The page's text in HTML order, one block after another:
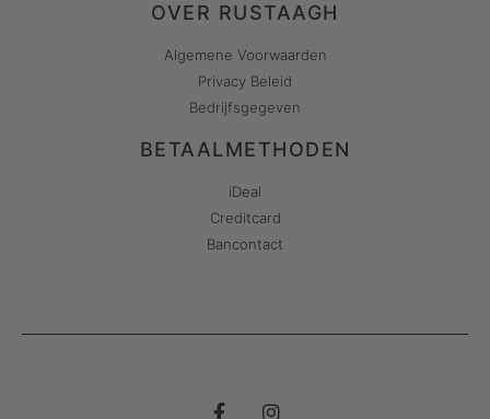
OVER RUSTAAGH
Algemene Voorwaarden
Privacy Beleid
Bedrijfsgegeven
BETAALMETHODEN
iDeal
Creditcard
Bancontact